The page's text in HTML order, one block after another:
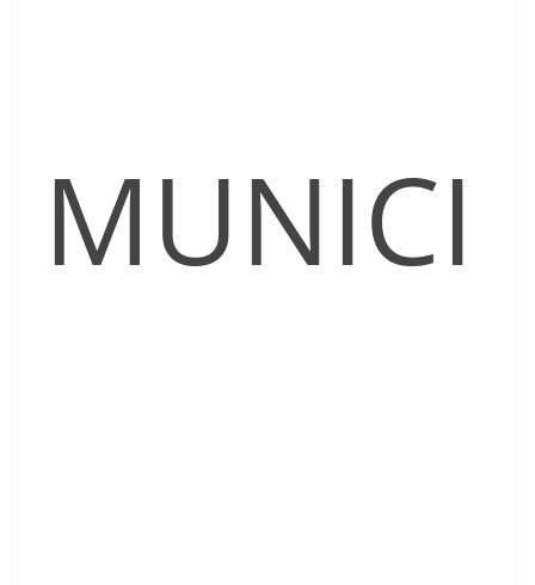
MUNICI